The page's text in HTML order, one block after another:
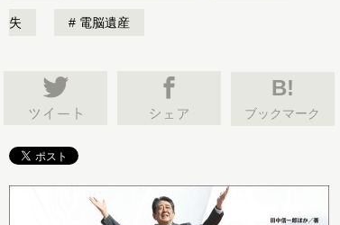
失 電脳遺産
B!
ブックマーク